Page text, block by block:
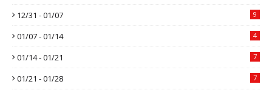
12/31 - 01/07 9
01/07 - 01/14 4
01/14 - 01/21 7
01/21 - 01/28 7